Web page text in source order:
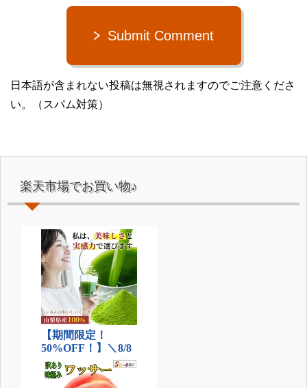
Submit Comment
日本語が含まれない投稿は無視されますのでご注意くださ
い。（スパム対策）
楽天市場でお買い物♪